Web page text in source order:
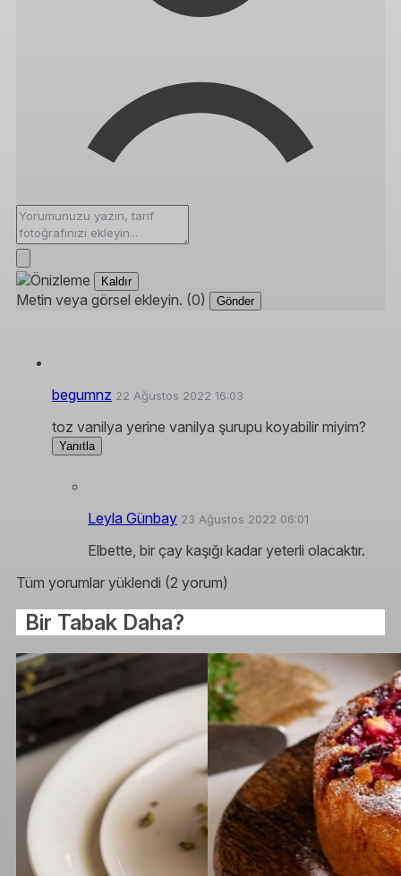
Kaldır
Metin veya görsel ekleyin. (0) Gönder
begumnz 22 Ağustos 2022 16:03
toz vanilya yerine vanilya şurupu koyabilir miyim?
Yanıtla
Leyla Günbay 23 Ağustos 2022 06:01
Elbette, bir çay kaşığı kadar yeterli olacaktır.
Tüm yorumlar yüklendi (2 yorum)
Bir Tabak Daha?